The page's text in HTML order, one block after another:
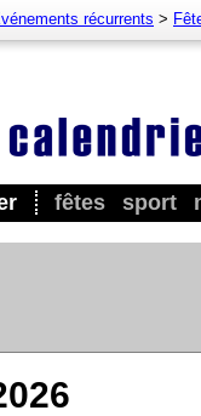
fêtes sport
récurrents >